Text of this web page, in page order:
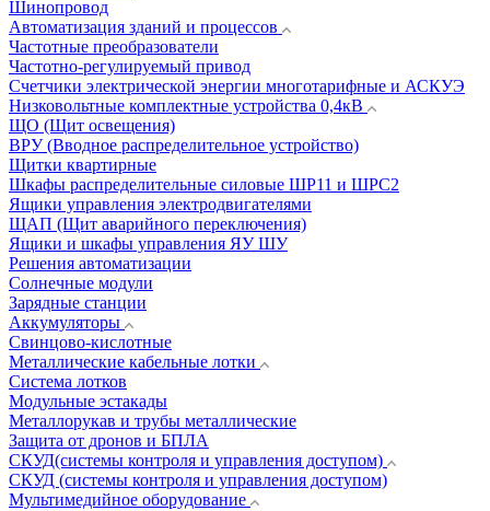
Шинопровод
Автоматизация зданий и процессов
Частотные преобразователи
Частотно-регулируемый привод
Счетчики электрической энергии многотарифные и АСКУЭ
Низковольтные комплектные устройства 0,4кВ
ЩО (Щит освещения)
ВРУ (Вводное распределительное устройство)
Щитки квартирные
Шкафы распределительные силовые ШР11 и ШРС2
Ящики управления электродвигателями
ЩАП (Щит аварийного переключения)
Ящики и шкафы управления ЯУ ШУ
Решения автоматизации
Солнечные модули
Зарядные станции
Аккумуляторы
Свинцово-кислотные
Металлические кабельные лотки
Система лотков
Модульные эстакады
Металлорукав и трубы металлические
Защита от дронов и БПЛА
СКУД(системы контроля и управления доступом)
СКУД (системы контроля и управления доступом)
Мультимедийное оборудование